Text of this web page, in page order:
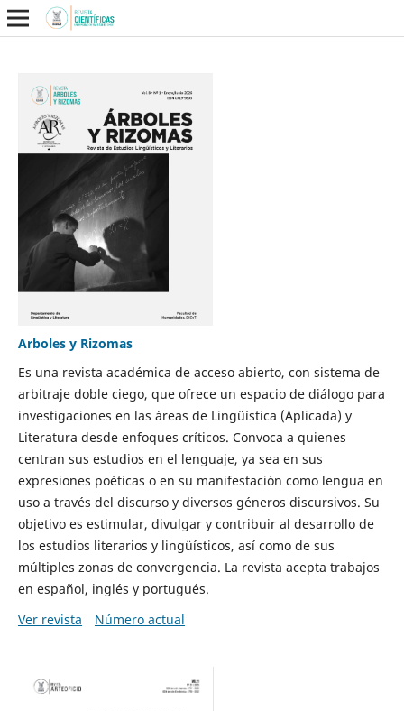
Arboles y Rizomas
Es una revista académica de acceso abierto, con sistema de
arbitraje doble ciego, que ofrece un espacio de diálogo para
investigaciones en las áreas de Lingüística (Aplicada) y
Literatura desde enfoques críticos. Convoca a quienes
centran sus estudios en el lenguaje, ya sea en sus
expresiones poéticas o en su manifestación como lengua en
uso a través del discurso y diversos géneros discursivos. Su
objetivo es estimular, divulgar y contribuir al desarrollo de
los estudios literarios y lingüísticos, así como de sus
múltiples zonas de convergencia. La revista acepta trabajos
en español, inglés y portugués.
Ver revista
Número actual